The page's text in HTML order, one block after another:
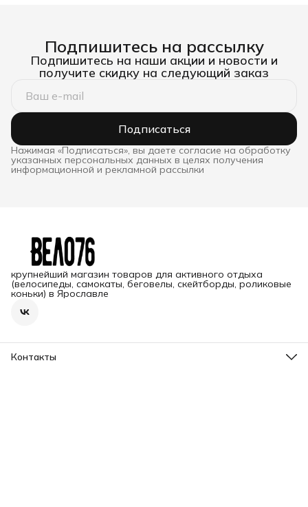
Подпишитесь на рассылку
Подпишитесь на наши акции и новости и
получите скидку на следующий заказ
Подписаться
Нажимая «Подписаться», вы даете согласие на обработку
указанных персональных данных в целях получения
информационной и рекламной рассылки
крупнейший магазин товаров для активного отдыха
(велосипеды, самокаты, беговелы, скейтборды, роликовые
коньки) в Ярославле
Контакты